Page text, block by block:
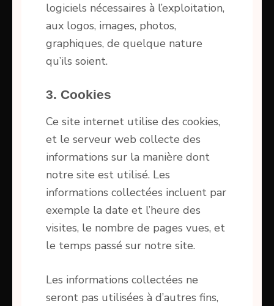
logiciels nécessaires à l’exploitation,
aux logos, images, photos,
graphiques, de quelque nature
qu’ils soient.
3. Cookies
Ce site internet utilise des cookies,
et le serveur web collecte des
informations sur la manière dont
notre site est utilisé. Les
informations collectées incluent par
exemple la date et l’heure des
visites, le nombre de pages vues, et
le temps passé sur notre site.
Les informations collectées ne
seront pas utilisées à d’autres fins,